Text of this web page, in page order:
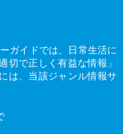
ガイドでは、日常生活に
切で正しく有益な情報」
は、当該ジャンル情報サ